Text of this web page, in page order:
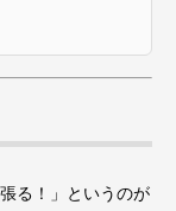
る！」というのが